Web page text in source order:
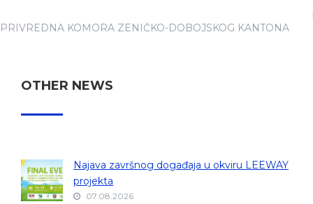
PRIVREDNA KOMORA ZENIČKO-DOBOJSKOG KANTONA
OTHER NEWS
Najava završnog događaja u okviru LEEWAY
projekta
07.08.2026